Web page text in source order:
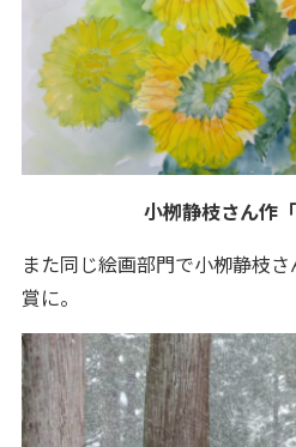
小栁静枝さん作
また同じ絵画部門で小栁静枝
賞に。